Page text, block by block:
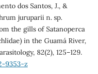
dos Santos, J., &
juruparii n. sp.
the gills of Satanoperca
in the Guamá River,
82(2), 125–129.
9353-z